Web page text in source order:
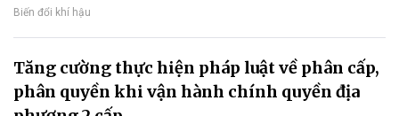
Biến đổi khí hậu
Tăng cường thực hiện pháp luật về phân cấp,
phân quyền khi vận hành chính quyền địa